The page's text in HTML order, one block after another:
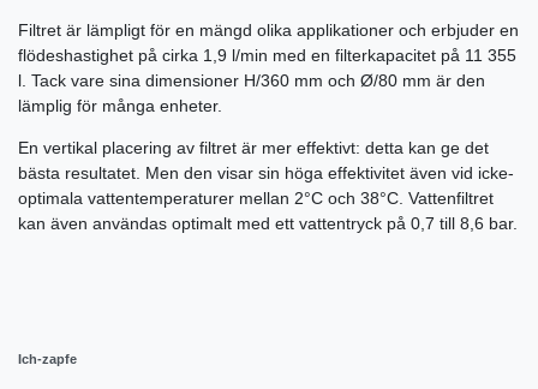
Filtret är lämpligt för en mängd olika applikationer och erbjuder en
flödeshastighet på cirka 1,9 l/min med en filterkapacitet på 11 355
l. Tack vare sina dimensioner H/360 mm och Ø/80 mm är den
lämplig för många enheter.
En vertikal placering av filtret är mer effektivt: detta kan ge det
bästa resultatet. Men den visar sin höga effektivitet även vid icke-
optimala vattentemperaturer mellan 2°C och 38°C. Vattenfiltret
kan även användas optimalt med ett vattentryck på 0,7 till 8,6 bar.
Ich-zapfe